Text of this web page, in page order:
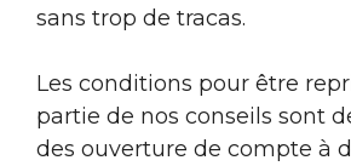
sans trop de tracas.
Les conditions pour être
partie de nos conseils sont
des ouverture de compte à